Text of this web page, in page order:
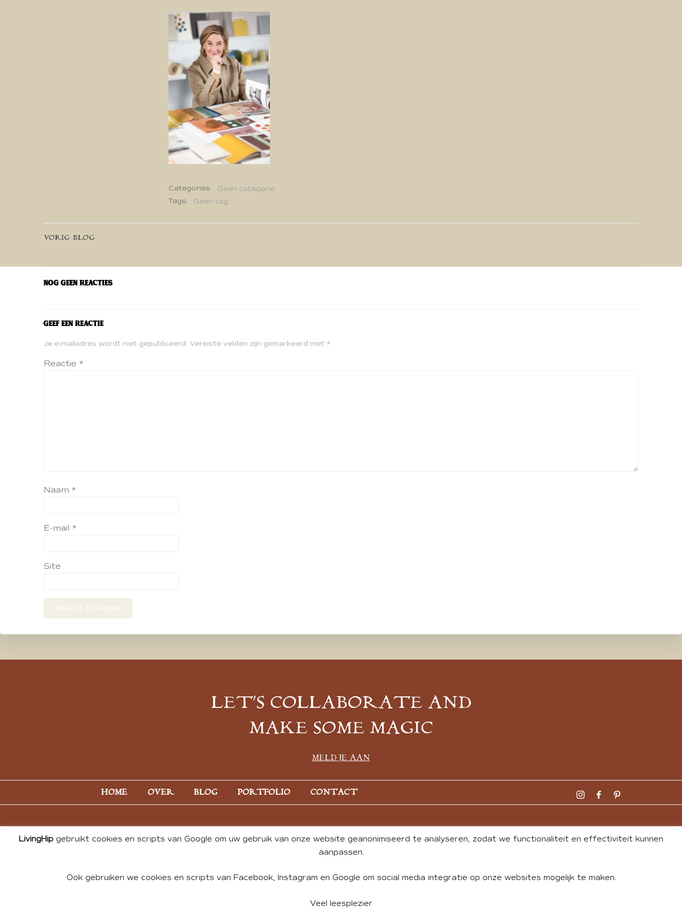
Categories:
Geen categorie
Tags:
Geen tag
Bericht
navigatie
VORIG BLOG
Nog geen reacties
Geef een reactie
Je e-mailadres wordt niet gepubliceerd. Vereiste velden zijn gemarkeerd met *
Reactie *
Naam *
E-mail *
Site
LET’S COLLABORATE AND
MAKE SOME MAGIC
MELD JE AAN
HOME OVER BLOG PORTFOLIO CONTACT
LivingHip gebruikt cookies en scripts van Google om uw gebruik van onze website geanonimiseerd te analyseren, zodat we functionaliteit en effectiviteit kunnen
aanpassen.
Ook gebruiken we cookies en scripts van Facebook, Instagram en Google om social media integratie op onze websites mogelijk te maken.
Veel leesplezier